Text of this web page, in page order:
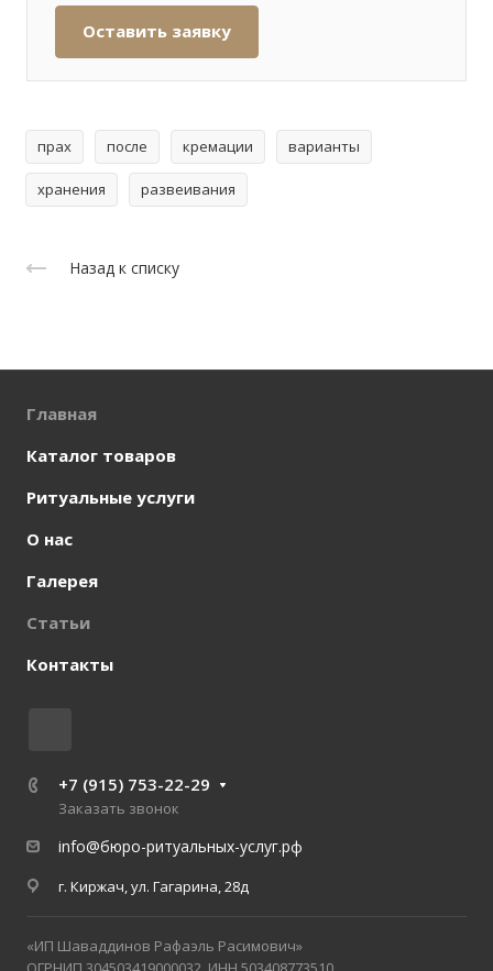
Оставить заявку
прах после кремации варианты
хранения развеивания
Назад к списку
Главная
Каталог товаров
Ритуальные услуги
О нас
Галерея
Статьи
Контакты
+7 (915) 753-22-29
Заказать звонок
info@бюро-ритуальных-услуг.рф
г. Киржач, ул. Гагарина, 28д
«ИП Шаваддинов Рафаэль Расимович»